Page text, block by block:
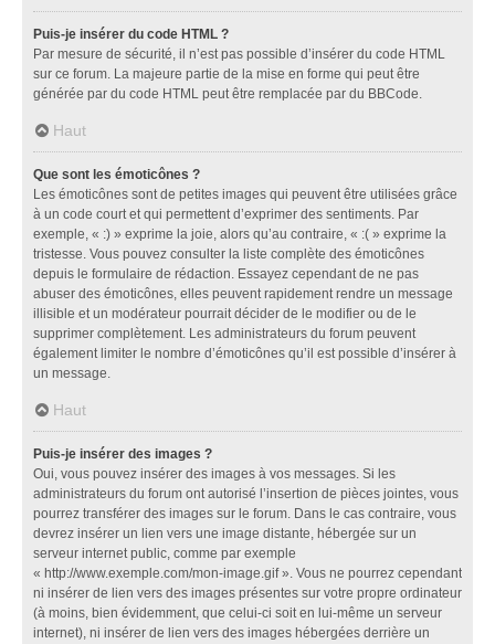
Puis-je insérer du code HTML ?
Par mesure de sécurité, il n’est pas possible d’insérer du code HTML
sur ce forum. La majeure partie de la mise en forme qui peut être
générée par du code HTML peut être remplacée par du BBCode.
Haut
Que sont les émoticônes ?
Les émoticônes sont de petites images qui peuvent être utilisées grâce
à un code court et qui permettent d’exprimer des sentiments. Par
exemple, « :) » exprime la joie, alors qu’au contraire, « :( » exprime la
tristesse. Vous pouvez consulter la liste complète des émoticônes
depuis le formulaire de rédaction. Essayez cependant de ne pas
abuser des émoticônes, elles peuvent rapidement rendre un message
illisible et un modérateur pourrait décider de le modifier ou de le
supprimer complètement. Les administrateurs du forum peuvent
également limiter le nombre d’émoticônes qu’il est possible d’insérer à
un message.
Haut
Puis-je insérer des images ?
Oui, vous pouvez insérer des images à vos messages. Si les
administrateurs du forum ont autorisé l’insertion de pièces jointes, vous
pourrez transférer des images sur le forum. Dans le cas contraire, vous
devrez insérer un lien vers une image distante, hébergée sur un
serveur internet public, comme par exemple
« http://www.exemple.com/mon-image.gif ». Vous ne pourrez cependant
ni insérer de lien vers des images présentes sur votre propre ordinateur
(à moins, bien évidemment, que celui-ci soit en lui-même un serveur
internet), ni insérer de lien vers des images hébergées derrière un